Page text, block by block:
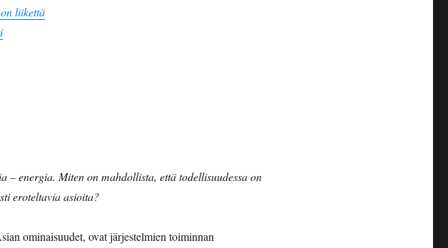
liikettä
– energia. Miten on mahdollista, että todellisuudessa on
eroteltavia asioita?
ominaisuudet, ovat järjestelmien toiminnan